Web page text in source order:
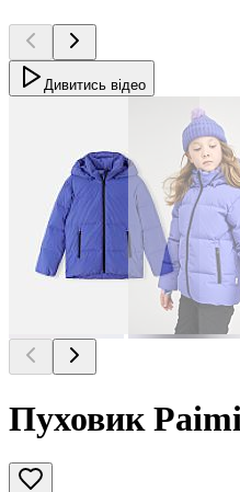
Дивитись відео
Пуховик